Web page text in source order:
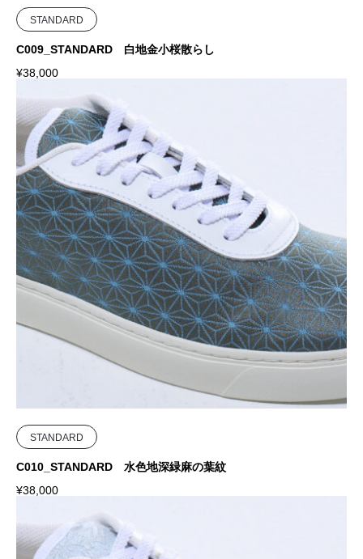
STANDARD
C009_STANDARD 白地金小桜散らし
¥38,000
STANDARD
C010_STANDARD 水色地深緑麻の葉紋
¥38,000